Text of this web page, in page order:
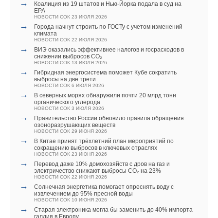
→
Коалиция из 19 штатов и Нью-Йорка подала в суд на
EPA
НОВОСТИ СОК 23 ИЮЛЯ 2026
→
Города начнут строить по ГОСТу с учетом изменений
климата
НОВОСТИ СОК 22 ИЮЛЯ 2026
→
ВИЭ оказались эффективнее налогов и госрасходов в
снижении выбросов CO₂
НОВОСТИ СОК 13 ИЮЛЯ 2026
→
Гибридная энергосистема поможет Кубе сократить
выбросы на две трети
НОВОСТИ СОК 6 ИЮЛЯ 2026
→
В северных морях обнаружили почти 20 млрд тонн
органического углерода
НОВОСТИ СОК 3 ИЮЛЯ 2026
→
Правительство России обновило правила обращения
озоноразрушающих веществ
НОВОСТИ СОК 29 ИЮНЯ 2026
→
В Китае принят трёхлетний план мероприятий по
сокращению выбросов в ключевых отраслях
НОВОСТИ СОК 23 ИЮНЯ 2026
→
Перевод даже 10% домохозяйств с дров на газ и
электричество снижают выбросы CO₂ на 23%
НОВОСТИ СОК 22 ИЮНЯ 2026
→
Солнечная энергетика помогает опреснять воду с
извлечением до 95% пресной воды
НОВОСТИ СОК 10 ИЮНЯ 2026
→
Старая электроника могла бы заменить до 40% импорта
Комментарии
В этой теме еще нет комментариев
Добавить комментарий
Ваше имя *
Текст комментария
нитрати фосфат-ионы).
Проблема загрязнения окружающей среды глобальна,
особенно сейчас. Все развитые страны понимают это
и на первое место ставят решение задачи сохранения
окружающей среды, поскольку сохранение окружающей
среды означает улучшение качества жизни. К сожалению,
в настоящее время невозможно полностью избавиться
от промышленных токсикантов и создать совершенно
безотходные производства, но к этому надо стремиться.
В связи с этим поиск новых эффективных методов
и материалов для снижения сбросов и выбросов
в окружающую среду вредных веществ представляет
собой очень важную задачу. По заказу ПАО «Газпром» для
безотходной очистки производственных сточных вод
предприятий газовой отрасли мы разработали новые
биокомпозитные материалы», ― рассказывает академик
РАН Алексей Дедов.